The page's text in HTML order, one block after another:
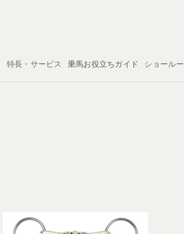
特長・サービス 乗馬お役立ちガイド ショール